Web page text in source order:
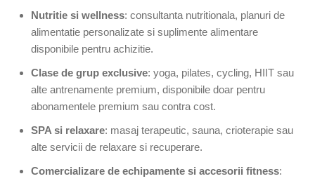
Nutritie si wellness: consultanta nutritionala, planuri de
alimentatie personalizate si suplimente alimentare
disponibile pentru achizitie.
Clase de grup exclusive: yoga, pilates, cycling, HIIT sau
alte antrenamente premium, disponibile doar pentru
abonamentele premium sau contra cost.
SPA si relaxare: masaj terapeutic, sauna, crioterapie sau
alte servicii de relaxare si recuperare.
Comercializare de echipamente si accesorii fitness: